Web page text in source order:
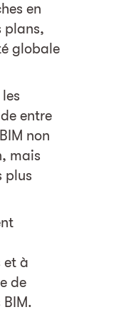
en
plans,
globale
entre
non
mais
plus
et à
de